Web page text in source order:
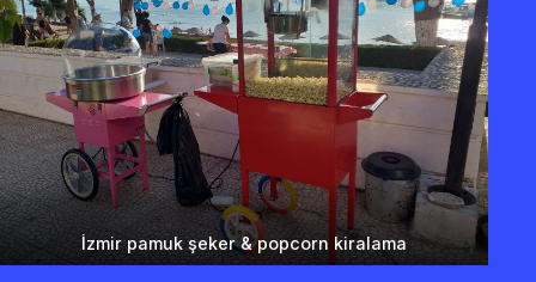
İzmir pamuk şeker & popcorn kiralama